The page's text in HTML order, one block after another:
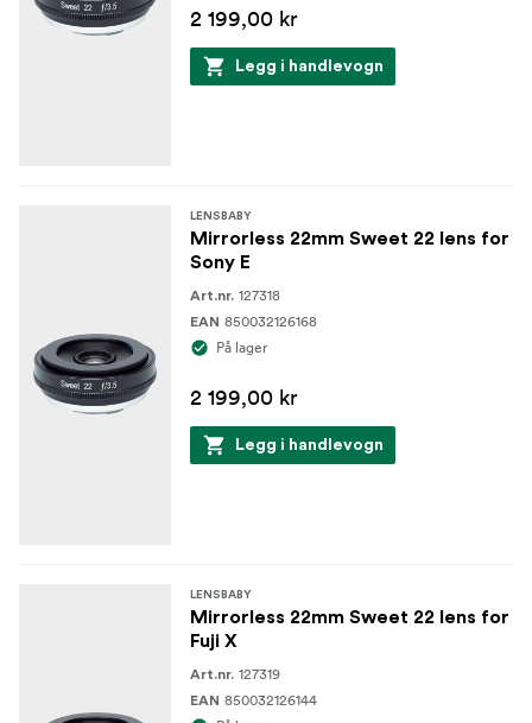
2 199,00 kr
Legg i handlevogn
LENSBABY
Mirrorless 22mm Sweet 22 lens for
Sony E
Art.nr. 127318
EAN 850032126168
På lager
2 199,00 kr
Legg i handlevogn
LENSBABY
Mirrorless 22mm Sweet 22 lens for
Fuji X
Art.nr. 127319
EAN 850032126144